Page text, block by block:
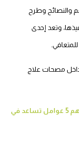
والنصائح وطرح
وتعد إحدى
أسرع طريقة لتنظيف البول من المخدرات وأهم 5 عوامل تساعد في